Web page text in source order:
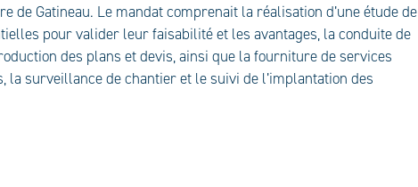
de Gatineau. Le mandat comprenait la réalisation d’une étude de
pour valider leur faisabilité et les avantages, la conduite de
des plans et devis, ainsi que la fourniture de services
la surveillance de chantier et le suivi de l’implantation des